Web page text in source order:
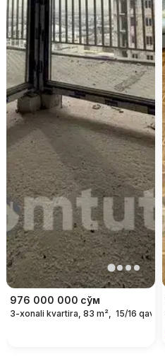
976 000 000 сўм
3-xonali kvartira, 83 m², 15/16 qavat